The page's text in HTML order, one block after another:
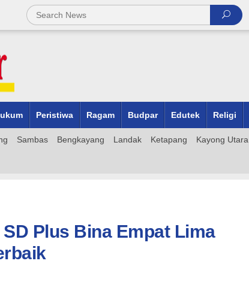
Peristiwa Ragam Budpar Edutek Religi
Sambas Bengkayang Landak Ketapang Kayong Utara
Plus Bina Empat Lima